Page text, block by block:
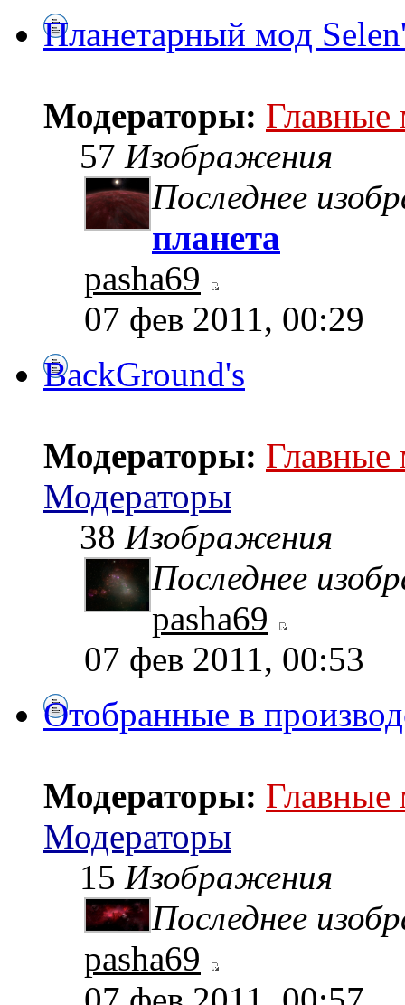
Планетарный мод
Модераторы: Главные
57 Изображения
Последнее
планета
pasha69
07 фев 2011, 00:29
BackGround's
Модераторы: Главные
Модераторы
38 Изображения
Последнее
pasha69
07 фев 2011, 00:53
Отобранные в
Модераторы: Главные
Модераторы
15 Изображения
Последнее
pasha69